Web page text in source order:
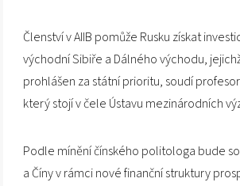
Členství v AIIB pomůže Rusku získat
východní Sibiře a Dálného východu,
prohlášen za státní prioritu, soudí
který stojí v čele Ústavu mezinárodních
Podle mínění čínského politologa bude
a Číny v rámci nové finanční struktury